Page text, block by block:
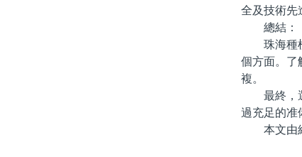
全及技術先
總結：
珠海種植
個方面。了
複。
最終，選
過充足的准
本文由維